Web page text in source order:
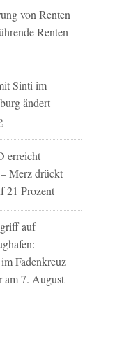
von Renten
Renten-
Sinti im
ändert
erreicht
Merz drückt
21 Prozent
auf
Fadenkreuz
am 7. August